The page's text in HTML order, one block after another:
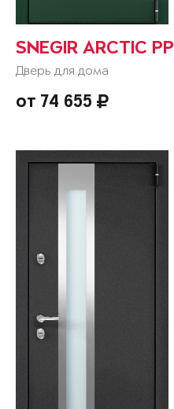
SNEGIR ARCTIC PP
Дверь для дома
от 74 655